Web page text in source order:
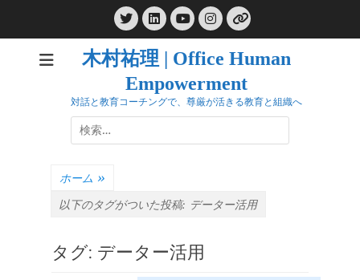
TwitterLinkedIn
YouTube
Instagram
リ
ン
ク
木村祐理 | Office Human
Empowerment
対話と教育コーチングで、尊厳が活きる教育と組織へ
検
索:
ホーム »
以下のタグがついた投稿: データー活用
タグ: データー活用